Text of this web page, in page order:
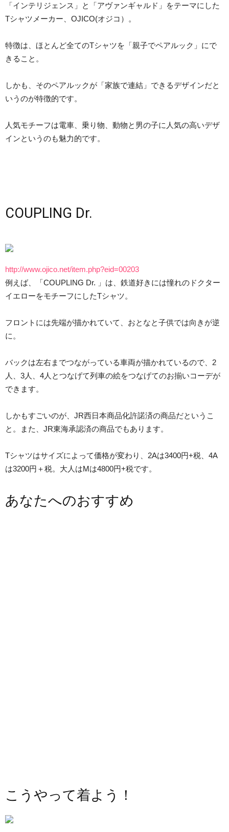
「インテリジェンス」と「アヴァンギャルド」をテーマにした
Tシャツメーカー、OJICO(オジコ）。
特徴は、ほとんど全てのTシャツを「親子でペアルック」にで
きること。
しかも、そのペアルックが「家族で連結」できるデザインだと
いうのが特徴的です。
人気モチーフは電車、乗り物、動物と男の子に人気の高いデザ
インというのも魅力的です。
COUPLING Dr.
http://www.ojico.net/item.php?eid=00203
例えば、「COUPLING Dr. 」は、鉄道好きには憧れのドクター
イエローをモチーフにしたTシャツ。
フロントには先端が描かれていて、おとなと子供では向きが逆
に。
バックは左右までつながっている車両が描かれているので、2
人、3人、4人とつなげて列車の絵をつなげてのお揃いコーデが
できます。
しかもすごいのが、JR西日本商品化許諾済の商品だというこ
と。また、JR東海承認済の商品でもあります。
Tシャツはサイズによって価格が変わり、2Aは3400円+税、4A
は3200円＋税。大人はMは4800円+税です。
あなたへのおすすめ
こうやって着よう！